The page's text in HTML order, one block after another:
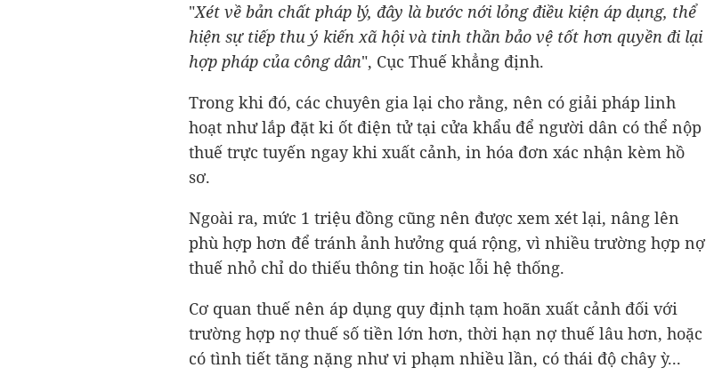
"Xét về bản chất pháp lý, đây là bước nới lỏng điều kiện áp dụng, thể
hiện sự tiếp thu ý kiến xã hội và tinh thần bảo vệ tốt hơn quyền đi lại
hợp pháp của công dân", Cục Thuế khẳng định.
Trong khi đó, các chuyên gia lại cho rằng, nên có giải pháp linh
hoạt như lắp đặt ki ốt điện tử tại cửa khẩu để người dân có thể nộp
thuế trực tuyến ngay khi xuất cảnh, in hóa đơn xác nhận kèm hồ
sơ.
Ngoài ra, mức 1 triệu đồng cũng nên được xem xét lại, nâng lên
phù hợp hơn để tránh ảnh hưởng quá rộng, vì nhiều trường hợp nợ
thuế nhỏ chỉ do thiếu thông tin hoặc lỗi hệ thống.
Cơ quan thuế nên áp dụng quy định tạm hoãn xuất cảnh đối với
trường hợp nợ thuế số tiền lớn hơn, thời hạn nợ thuế lâu hơn, hoặc
có tình tiết tăng nặng như vi phạm nhiều lần, có thái độ chây ỳ...